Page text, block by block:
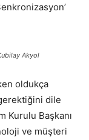
Akyol
oldukça
dile
Kurulu Başkanı
ve müşteri